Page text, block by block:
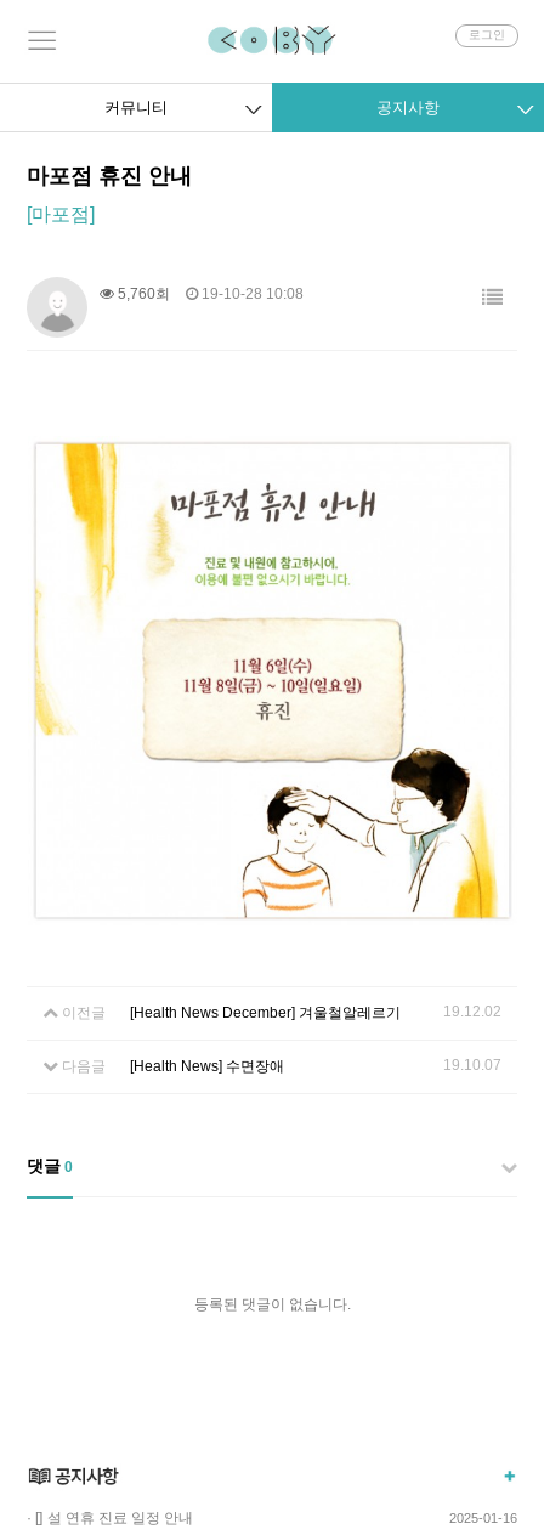
회로그인
커뮤니티 공지사항
마포점 휴진 안내
[마포점]
5,760회 19-10-28 10:08
이전글 [Health News December] 겨울철알레르기 19.12.02
다음글 [Health News] 수면장애 19.10.07
댓글 0
등록된 댓글이 없습니다.
· [] 설 연휴 진료 일정 안내 2025-01-16